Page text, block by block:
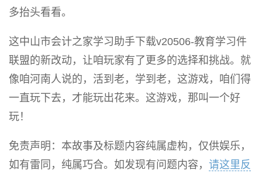
多抬头看看。
这中山市会计之家学习助手下载v20506-教育学习件
联盟的新改动，让咱玩家有了更多的选择和挑战。就
像咱河南人说的，活到老，学到老，这游戏，咱们得
一直玩下去，才能玩出花来。这游戏，那叫一个好
玩！
免责声明：本故事及标题内容纯属虚构，仅供娱乐，
如有雷同，纯属巧合。如发现有问题内容， 请这里反